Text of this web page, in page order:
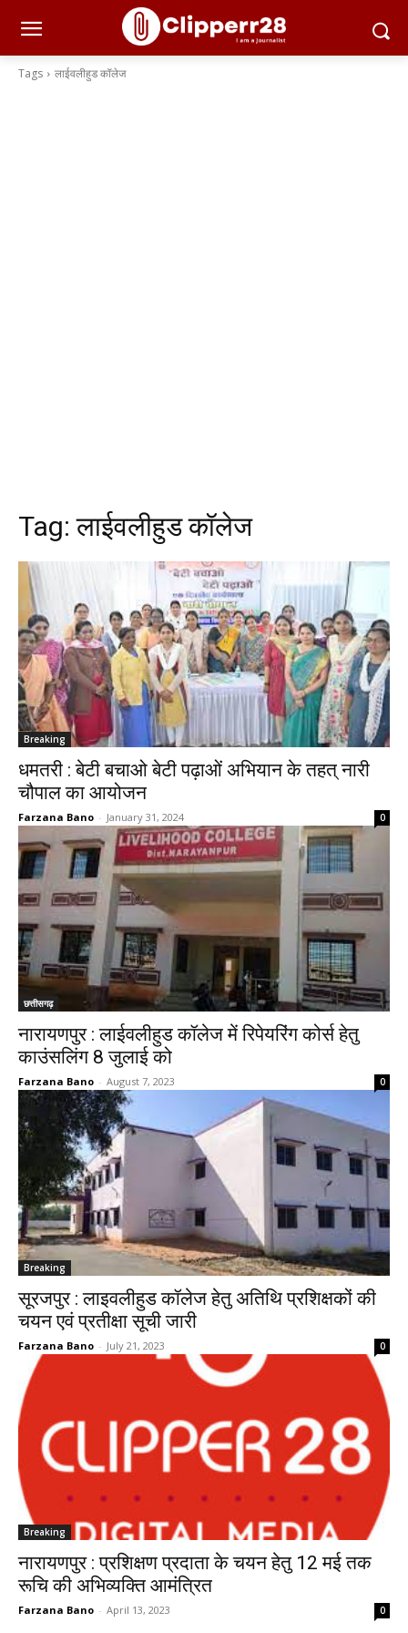
Tags लाईवलीहुड कॉलेज
Tag:लाईवलीहुड कॉलेज
Breaking
धमतरी : बेटी बचाओ बेटी पढ़ाओं अभियान के तहत् नारी
चौपाल का आयोजन
Farzana Bano - January 31, 2024 0
छत्तीसगढ़
नारायणपुर : लाईवलीहुड कॉलेज में रिपेयरिंग कोर्स हेतु
काउंसलिंग 8 जुलाई को
Farzana Bano - August 7, 2023 0
Breaking
सूरजपुर : लाइवलीहुड कॉलेज हेतु अतिथि प्रशिक्षकों की
चयन एवं प्रतीक्षा सूची जारी
Farzana Bano - July 21, 2023 0
Breaking
नारायणपुर : प्रशिक्षण प्रदाता के चयन हेतु 12 मई तक
रूचि की अभिव्यक्ति आमंत्रित
Farzana Bano - April 13, 2023 0